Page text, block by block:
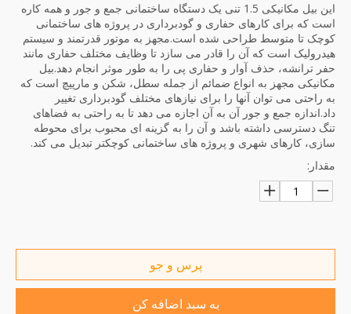
این بیل مکانیکی 1.5 تنی یک دستگاه ساختمانی جمع و جور و همه کاره
است که برای کارهای حفاری و گودبرداری در پروژه های ساختمانی
کوچک تا متوسط ​​طراحی شده است.مجهز به موتور قدرتمند و سیستم
هیدرولیک است که آن را قادر می سازد تا وظایف مختلف حفاری مانند
حفر ترانشه، حذف آوار و حفاری پی را به طور موثر انجام دهد.بیل
مکانیکی مجهز به انواع ضمائم از جمله سطل، شکن و مارپیچ است که
به راحتی می توان آنها را برای نیازهای مختلف گودبرداری تغییر
داد.اندازه جمع و جور آن به آن اجازه می دهد تا به راحتی به فضاهای
تنگ دسترسی داشته باشد و آن را به گزینه ای محبوب برای محوطه
سازی، کارهای شهری و پروژه های ساختمانی کوچکتر تبدیل می کند.
مقدار:
پرس و جو
به سبد اضافه کن